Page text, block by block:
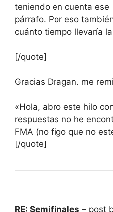
teniendo en cuenta ese
párrafo. Por eso
cuánto tiempo llevaría
[/quote]
Gracias Dragan. me
«Hola, abro este hilo
respuestas no he
FMA (no figo que no
[/quote]
RE: Semifinales – post